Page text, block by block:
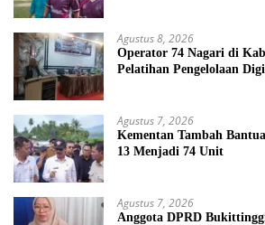
Agustus 8, 2026
Operator 74 Nagari di
Pelatihan Pengelolaan
Agustus 7, 2026
Kementan Tambah
13 Menjadi 74 Unit
Agustus 7, 2026
Anggota DPRD